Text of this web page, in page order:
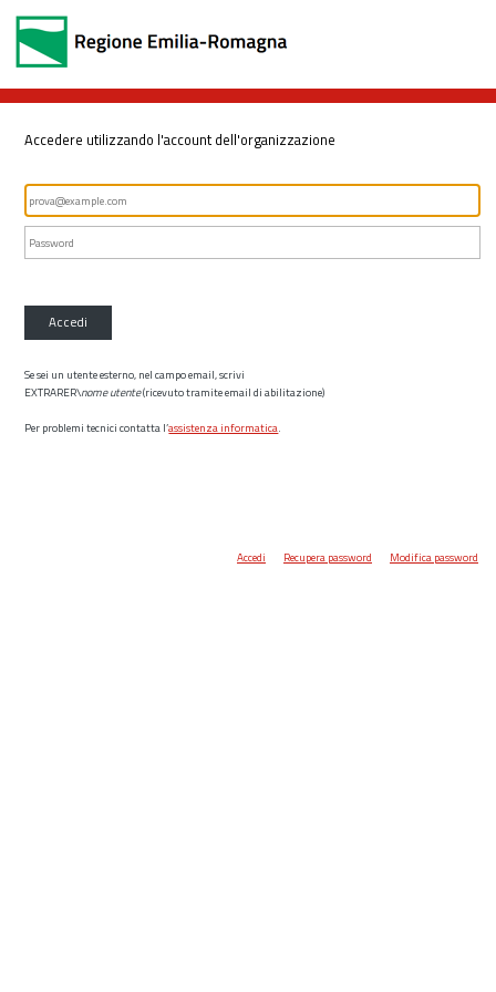
Accedere utilizzando l'account dell'organizzazione
Accedi
Se sei un utente esterno, nel campo email, scrivi
EXTRARER\nome utente(ricevuto tramite email di abilitazione)
Per problemi tecnici contatta l’assistenza informatica.
Accedi Recupera password Modifica password